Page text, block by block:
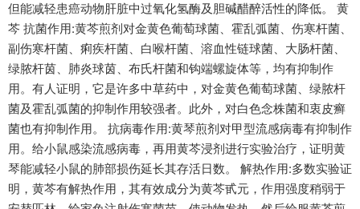
但能减轻患癌动物肝脏中过氧化氢酶及胆碱醋醉活性的降低。 黄
芩 抗菌作用:黄芩煎剂对金黄色葡萄球菌、霍乱弧菌、伤寒杆菌、
副伤寒杆菌、痢疾杆菌、白喉杆菌、溶血性链球菌、大肠杆菌、
绿脓杆茵、肺炎球茵、布氏杆菌和钩端螺旋体等，均有抑制作
用。有人证明，它是许多中草药中，对金黄色葡萄球菌、绿脓杆
菌及霍乱弧菌的抑制作用较强者。此外，对白色念株菌和衷皮癣
菌也有抑制作用。 抗病毒作用:黄琴煎剂对甲型流感病毒有抑制作
用。给小鼠感染流感病毒，再用黄芩浸剂进行实验治疗，证明黄
琴能减轻小鼠的肺部损伤延长其存活日数。 解热作用:多数实验证
明，黄芩有解热作用，其有效成分为黄芩甙元，作用强度稍弱于